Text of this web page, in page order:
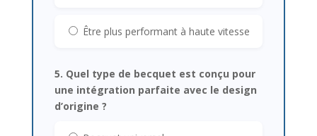
Être plus performant à haute vitesse
5. Quel type de becquet est conçu pour
une intégration parfaite avec le design
d’origine ?